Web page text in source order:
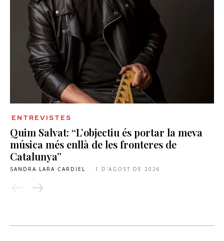
ENTREVISTES
Quim Salvat: “L’objectiu és portar la meva
música més enllà de les fronteres de
Catalunya”
SANDRA LARA CARDIEL - 1 D'AGOST DE 2026